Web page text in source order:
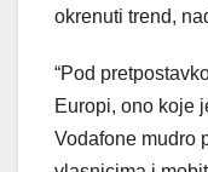
okrenuti trend,
“Pod
Europi, ono koje
Vodafone mudro